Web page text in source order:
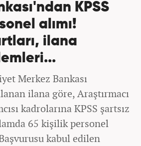
KPSS
alımı!
ilana
Merkez Bankası
ilana göre, Araştırmacı
kadrolarına KPSS şartsız
65 kişilik personel
kabul edilen